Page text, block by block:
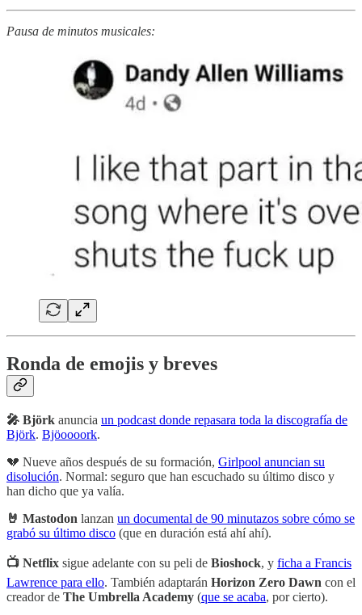
Pausa de minutos musicales:
Ronda de emojis y breves
🎤 Björk anuncia un podcast donde repasara toda la discografía de
Björk. Bjöoooork.
💔 Nueve años después de su formación, Girlpool anuncian su
disolución. Normal: seguro que han escuchado su último disco y
han dicho que ya valía.
🤘 Mastodon lanzan un documental de 90 minutazos sobre cómo se
grabó su último disco (que en duración está ahí ahí).
📺 Netflix sigue adelante con su peli de Bioshock, y ficha a Francis
Lawrence para ello. También adaptarán Horizon Zero Dawn con el
creador de The Umbrella Academy (que se acaba, por cierto).